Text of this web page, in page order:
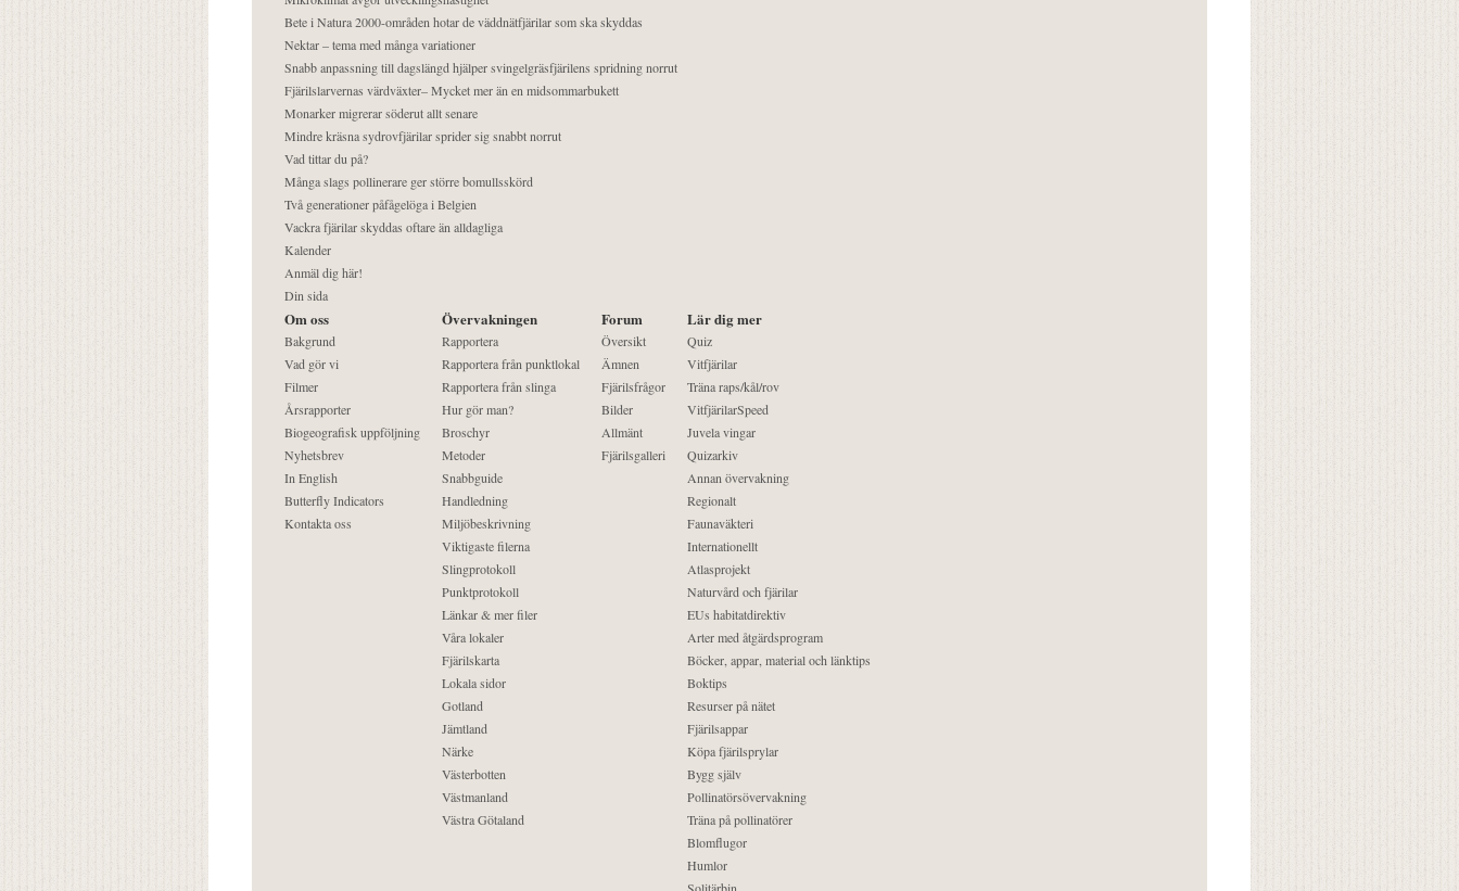
Bete i Natura 2000-områden hotar de väddnätfjärilar som ska skyddas
Nektar – tema med många variationer
Snabb anpassning till dagslängd hjälper svingelgräsfjärilens spridning norrut
Fjärilslarvernas värdväxter– Mycket mer än en midsommarbukett
Monarker migrerar söderut allt senare
Mindre kräsna sydrovfjärilar sprider sig snabbt norrut
Vad tittar du på?
Många slags pollinerare ger större bomullsskörd
Två generationer påfågelöga i Belgien
Vackra fjärilar skyddas oftare än alldagliga
Kalender
Anmäl dig här!
Din sida
Om oss
Bakgrund
Vad gör vi
Filmer
Årsrapporter
Biogeografisk uppföljning
Nyhetsbrev
In English
Butterfly Indicators
Kontakta oss
Övervakningen
Rapportera
Rapportera från punktlokal
Rapportera från slinga
Hur gör man?
Broschyr
Metoder
Snabbguide
Handledning
Miljöbeskrivning
Viktigaste filerna
Slingprotokoll
Punktprotokoll
Länkar & mer filer
Våra lokaler
Fjärilskarta
Lokala sidor
Gotland
Jämtland
Närke
Västerbotten
Västmanland
Västra Götaland
Forum
Översikt
Ämnen
Fjärilsfrågor
Bilder
Allmänt
Fjärilsgalleri
Lär dig mer
Quiz
Vitfjärilar
Träna raps/kål/rov
VitfjärilarSpeed
Juvela vingar
Quizarkiv
Annan övervakning
Regionalt
Faunaväkteri
Internationellt
Atlasprojekt
Naturvård och fjärilar
EUs habitatdirektiv
Arter med åtgärdsprogram
Böcker, appar, material och länktips
Boktips
Resurser på nätet
Fjärilsappar
Köpa fjärilsprylar
Bygg själv
Pollinatörsövervakning
Träna på pollinatörer
Blomflugor
Humlor